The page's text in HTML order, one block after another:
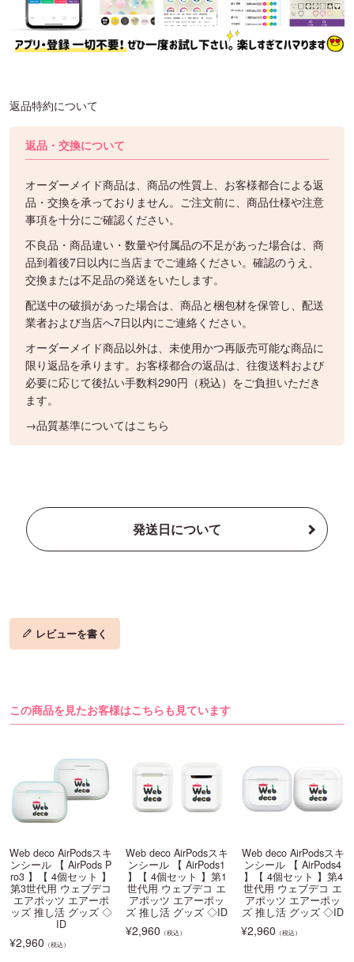
返品特約について
返品・交換について
オーダーメイド商品は、商品の性質上、お客様都合による返
品・交換を承っておりません。ご注文前に、商品仕様や注意
事項を十分にご確認ください。
不良品・商品違い・数量や付属品の不足があった場合は、商
品到着後7日以内に当店までご連絡ください。確認のうえ、
交換または不足品の発送をいたします。
配送中の破損があった場合は、商品と梱包材を保管し、配送
業者および当店へ7日以内にご連絡ください。
オーダーメイド商品以外は、未使用かつ再販売可能な商品に
限り返品を承ります。お客様都合の返品は、往復送料および
必要に応じて後払い手数料290円（税込）をご負担いただき
ます。
→品質基準についてはこちら
発送日について
レビューを書く
この商品を見たお客様はこちらも見ています
Web deco AirPodsスキ
ンシール 【 AirPods P
ro3 】【 4個セット 】
第3世代用 ウェブデコ
エアポッツ エアーポ
ッズ 推し活 グッズ ◇
ID
¥2,960 （税込）
Web deco AirPodsスキ
ンシール 【 AirPods1
】【 4個セット 】第1
世代用 ウェブデコ エ
アポッツ エアーポッ
ズ 推し活 グッズ ◇ID
¥2,960 （税込）
Web deco AirPodsスキ
ンシール 【 AirPods4
】【 4個セット 】第4
世代用 ウェブデコ エ
アポッツ エアーポッ
ズ 推し活 グッズ ◇ID
¥2,960 （税込）